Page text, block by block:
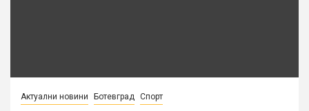
Актуални новини Ботевград Спорт